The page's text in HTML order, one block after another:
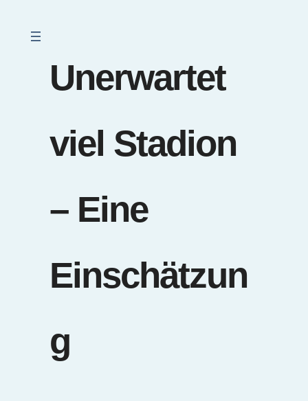
Unerwartet
viel Stadion
– Eine
Einschätzun
g